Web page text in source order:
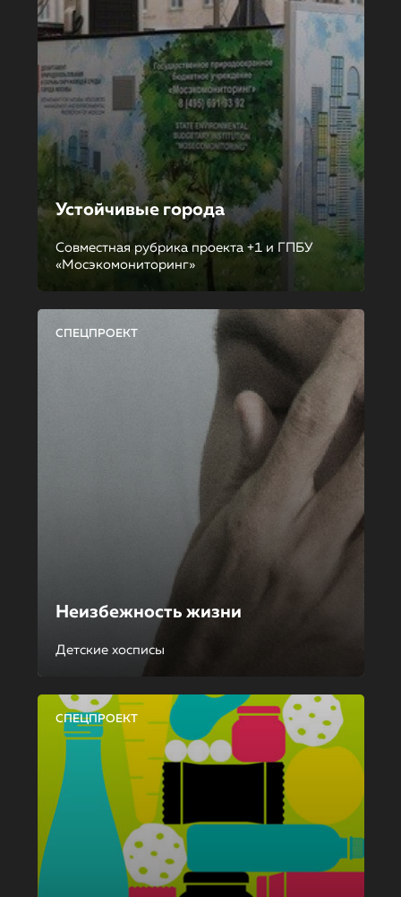
Устойчивые города
Совместная рубрика проекта +1 и ГПБУ
«Мосэкомониторинг»
СПЕЦПРОЕКТ
Неизбежность жизни
Детские хосписы
СПЕЦПРОЕКТ